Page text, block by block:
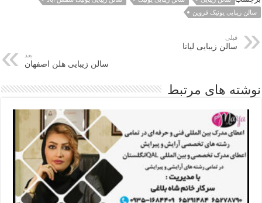
سالن زیبایی یونیک قزوین
قبلی
سالن زیبایی لیانا
بعد
سالن زیبایی هلن اصفهان
نوشته های مرتبط